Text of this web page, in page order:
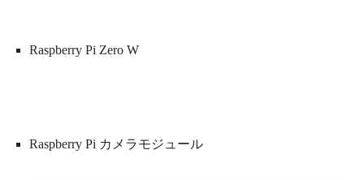
Raspberry Pi Zero W
Raspberry Pi カメラモジュール